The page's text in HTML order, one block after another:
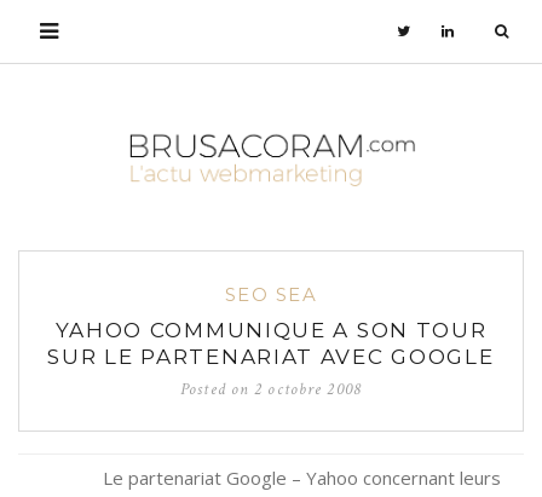
SEO SEA
YAHOO COMMUNIQUE A SON TOUR
SUR LE PARTENARIAT AVEC GOOGLE
Posted on2 octobre 2008
Le partenariat Google – Yahoo concernant leurs